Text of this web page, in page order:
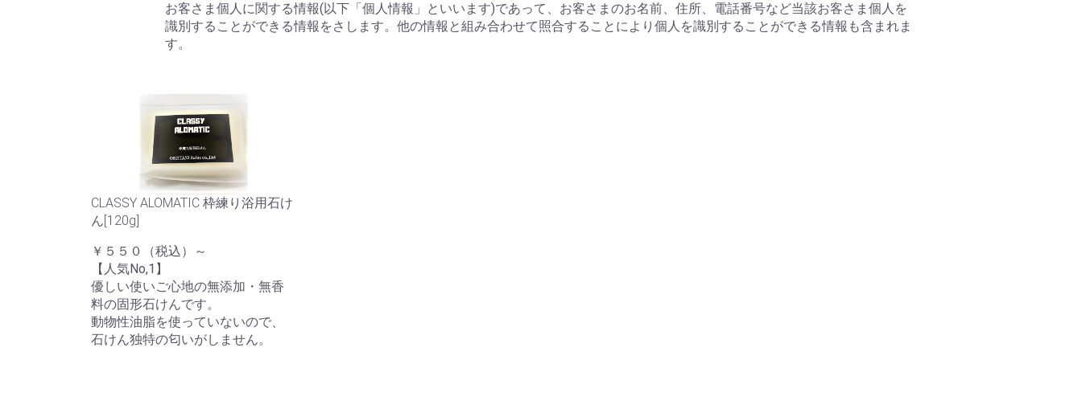
お客さま個人に関する情報(以下「個人情報」といいます)であって、お客さまのお名前、住所、電話番号など当該お客さま個人を
識別することができる情報をさします。他の情報と組み合わせて照合することにより個人を識別することができる情報も含まれま
す。
CLASSY ALOMATIC 枠練り浴用石け
ん[120g]
￥５５０（税込）～
【人気No,1】
優しい使いご心地の無添加・無香
料の固形石けんです。
動物性油脂を使っていないので、
石けん独特の匂いがしません。